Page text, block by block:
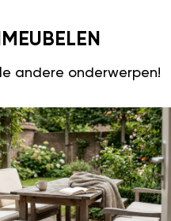
andere onderwerpen!